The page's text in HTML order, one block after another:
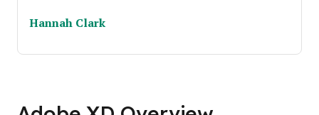
Hannah Clark